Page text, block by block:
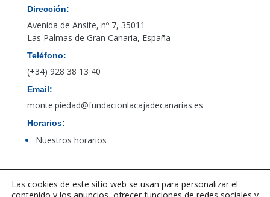
Dirección:
Avenida de Ansite, nº 7, 35011
Las Palmas de Gran Canaria, España
Teléfono:
(+34) 928 38 13 40
Email:
monte.piedad@fundacionlacajadecanarias.es
Horarios:
Nuestros horarios
Acceso al canal de denuncias de PBCFT
Las cookies de este sitio web se usan para personalizar el